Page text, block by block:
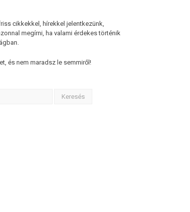
cikkekkel, hírekkel jelentkezünk,
megírni, ha valami érdekes történik
és nem maradsz le semmiről!